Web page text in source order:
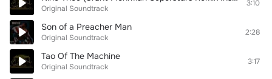
Original Soundtrack
3:10
Son of a Preacher Man
Original Soundtrack
2:28
Tao Of The Machine
Original Soundtrack
3:17